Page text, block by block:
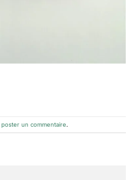
poster un commentaire.